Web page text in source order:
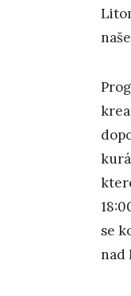
se
nad